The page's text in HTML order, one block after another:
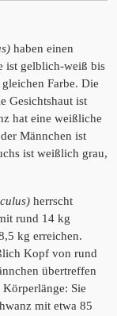
haben einen
ist gelblich-weiß bis
Farbe. Die
Gesichtshaut ist
hat eine weißliche
Männchen ist
ist weißlich grau,
herrscht
rund 14 kg
kg erreichen.
Kopf von rund
übertreffen
Sie
mit etwa 85